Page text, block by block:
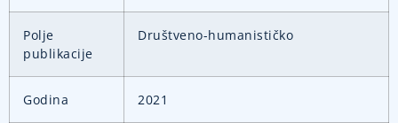
Polje
publikacije
Društveno-humanističko
Godina 2021